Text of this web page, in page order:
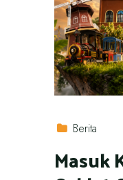
Berita
Masuk